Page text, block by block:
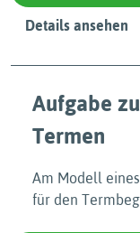
Details ansehen
Aufgabe
Termen
Am Modell
für den